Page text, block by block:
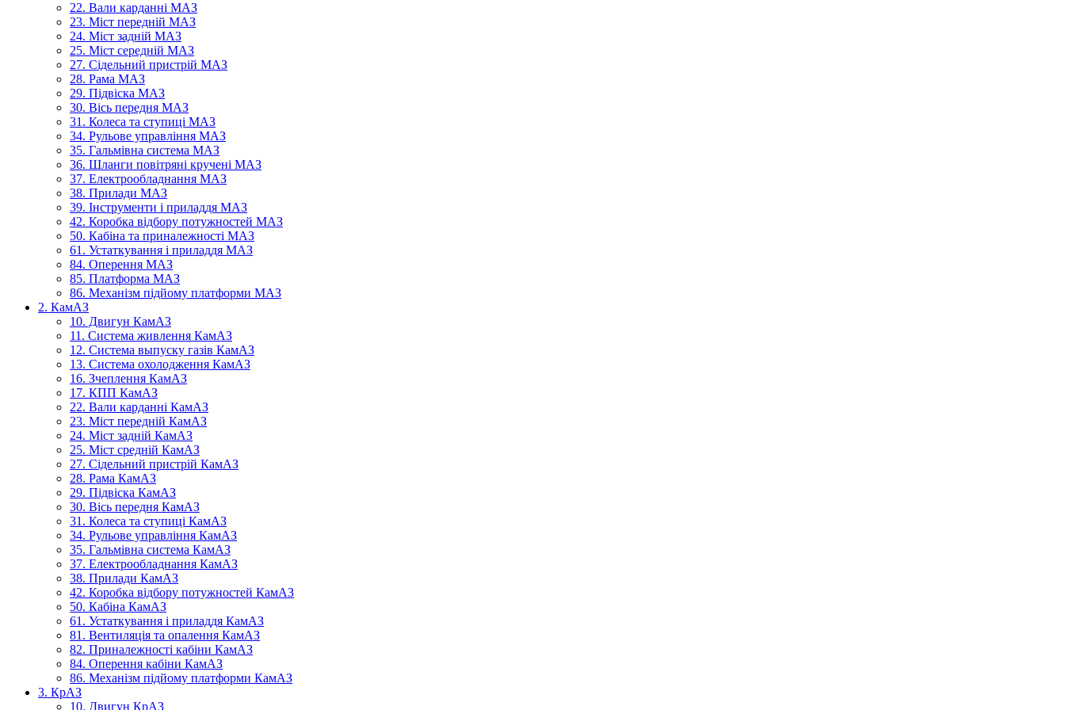
22. Вали карданні МАЗ
23. Міст передній МАЗ
24. Міст задній МАЗ
25. Міст середній МАЗ
27. Сідельний пристрій МАЗ
28. Рама МАЗ
29. Підвіска МАЗ
30. Вісь передня МАЗ
31. Колеса та ступиці МАЗ
34. Рульове управління МАЗ
35. Гальмівна система МАЗ
36. Шланги повітряні кручені МАЗ
37. Електрообладнання МАЗ
38. Прилади МАЗ
39. Інструменти і приладдя МАЗ
42. Коробка відбору потужностей МАЗ
50. Кабіна та приналежності МАЗ
61. Устаткування і приладдя МАЗ
84. Оперення МАЗ
85. Платформа МАЗ
86. Механізм підйому платформи МАЗ
2. КамАЗ
10. Двигун КамАЗ
11. Система живлення КамАЗ
12. Система выпуску газів КамАЗ
13. Система охолодження КамАЗ
16. Зчеплення КамАЗ
17. КПП КамАЗ
22. Вали карданні КамАЗ
23. Міст передній КамАЗ
24. Міст задній КамАЗ
25. Міст средній КамАЗ
27. Сідельний пристрій КамАЗ
28. Рама КамАЗ
29. Підвіска КамАЗ
30. Вісь передня КамАЗ
31. Колеса та ступиці КамАЗ
34. Рульове управління КамАЗ
35. Гальмівна система КамАЗ
37. Електрообладнання КамАЗ
38. Прилади КамАЗ
42. Коробка відбору потужностей КамАЗ
50. Кабіна КамАЗ
61. Устаткування і приладдя КамАЗ
81. Вентиляція та опалення КамАЗ
82. Приналежності кабіни КамАЗ
84. Оперення кабіни КамАЗ
86. Механізм підйому платформи КамАЗ
3. КрАЗ
10. Двигун КрАЗ